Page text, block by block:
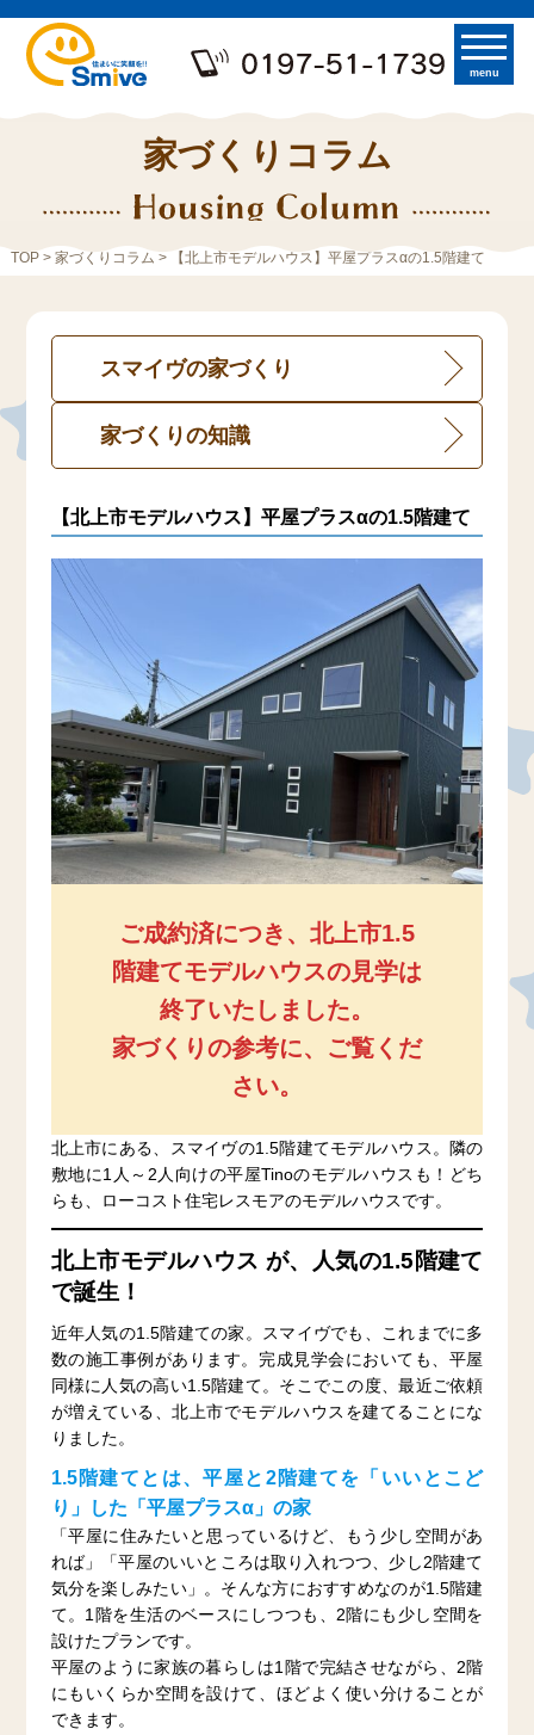
menu
家づくりコラム
TOP> 家づくりコラム > 【北上市モデルハウス】平屋プラスαの1.5階建て
スマイヴの家づくり
家づくりの知識
【北上市モデルハウス】平屋プラスαの1.5階建て
ご成約済につき、北上市1.5
階建てモデルハウスの見学は
終了いたしました。
家づくりの参考に、ご覧くだ
さい。
北上市にある、スマイヴの1.5階建てモデルハウス。隣の
敷地に1人～2人向けの平屋Tinoのモデルハウスも！どち
らも、ローコスト住宅レスモアのモデルハウスです。
北上市モデルハウス が、人気の1.5階建て
で誕生！
近年人気の1.5階建ての家。スマイヴでも、これまでに多
数の施工事例があります。完成見学会においても、平屋
同様に人気の高い1.5階建て。そこでこの度、最近ご依頼
が増えている、北上市でモデルハウスを建てることにな
りました。
1.5階建てとは、平屋と2階建てを「いいとこど
り」した「平屋プラスα」の家
「平屋に住みたいと思っているけど、もう少し空間があ
れば」「平屋のいいところは取り入れつつ、少し2階建て
気分を楽しみたい」。そんな方におすすめなのが1.5階建
て。1階を生活のベースにしつつも、2階にも少し空間を
設けたプランです。
平屋のように家族の暮らしは1階で完結させながら、2階
にもいくらか空間を設けて、ほどよく使い分けることが
できます。